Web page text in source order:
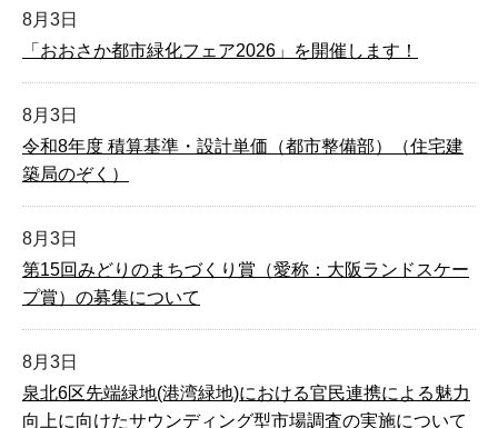
8月3日
「おおさか都市緑化フェア2026」を開催します！
8月3日
令和8年度 積算基準・設計単価（都市整備部）（住宅建
築局のぞく）
8月3日
第15回みどりのまちづくり賞（愛称：大阪ランドスケー
プ賞）の募集について
8月3日
泉北6区先端緑地(港湾緑地)における官民連携による魅力
向上に向けたサウンディング型市場調査の実施について